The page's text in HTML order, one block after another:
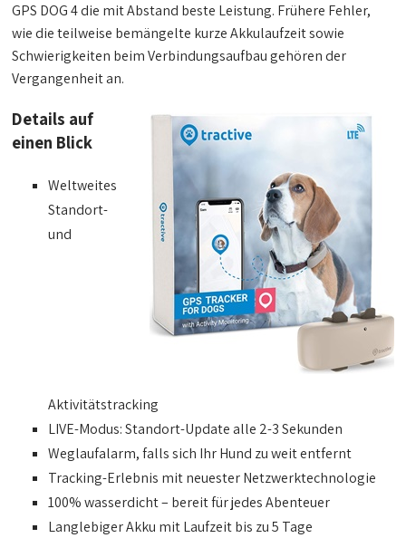
GPS DOG 4 die mit Abstand beste Leistung. Frühere Fehler,
wie die teilweise bemängelte kurze Akkulaufzeit sowie
Schwierigkeiten beim Verbindungsaufbau gehören der
Vergangenheit an.
Details auf
einen Blick
Weltweites
Standort-
und
Aktivitätstracking
LIVE-Modus: Standort-Update alle 2-3 Sekunden
Weglaufalarm, falls sich Ihr Hund zu weit entfernt
Tracking-Erlebnis mit neuester Netzwerktechnologie
100% wasserdicht – bereit für jedes Abenteuer
Langlebiger Akku mit Laufzeit bis zu 5 Tage